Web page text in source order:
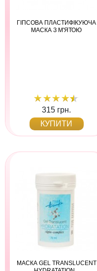
ГІПСОВА ПЛАСТИФІКУЮЧА
МАСКА З М'ЯТОЮ
315 грн.
КУПИТИ
МАСКА GEL TRANSLUCENT